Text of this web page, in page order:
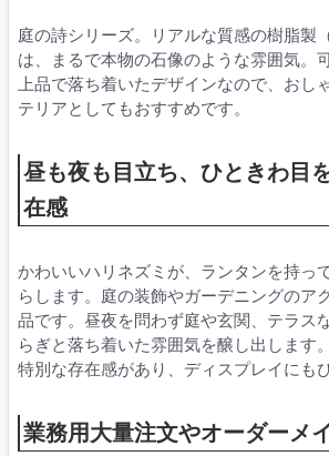
庭の詩シリーズ。リアルな質感の樹脂製
は、まるで本物の石像のような雰囲気。
上品で落ち着いたデザインなので、おし
テリアとしてもおすすめです。
昼も夜も目立ち、ひときわ目
在感
かわいいハリネズミが、ランタンを持っ
らします。庭の装飾やガーデニングのア
品です。昼夜を問わず庭や玄関、テラス
らぎと落ち着いた雰囲気を醸し出します
特別な存在感があり、ディスプレイにも
業務用大量注文やオーダーメ